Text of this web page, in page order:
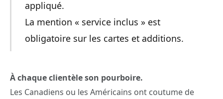
appliqué.
La mention « service inclus » est
obligatoire sur les cartes et additions.
À chaque clientèle son pourboire.
Les Canadiens ou les Américains ont coutume de